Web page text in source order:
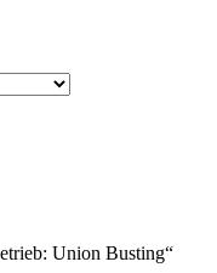
Union Busting“